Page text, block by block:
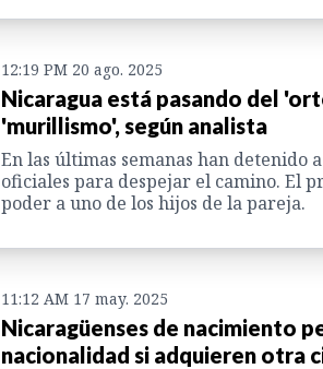
12:19 PM 20 ago. 2025
Nicaragua está pasando del
'murillismo', según analista
En las últimas semanas han detenido
oficiales para despejar el camino. El
poder a uno de los hijos de la pareja.
11:12 AM 17 may. 2025
Nicaragüenses de nacimiento
nacionalidad si adquieren otra